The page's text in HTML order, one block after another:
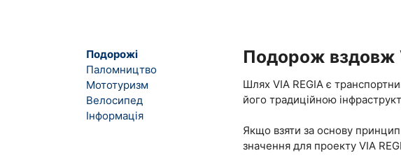
Подорожі
Паломництво
Мототуризм
Велосипед
Iнформація
Подорож вздовж
Шлях VIA REGIA є
його традиційною
Якщо взяти за основу принцип
значення для проекту VIA